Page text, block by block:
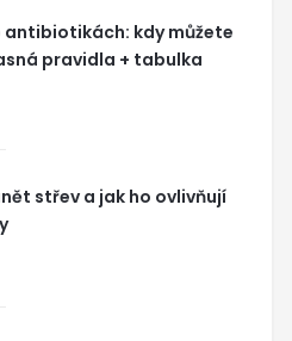
antibiotikách: kdy můžete
pravidla + tabulka
střev a jak ho ovlivňují